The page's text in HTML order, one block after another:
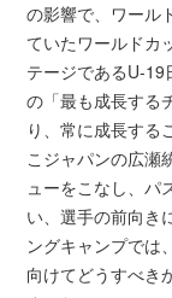
の影響で、ワール
ていたワールドカ
テージであるU-19
の「最も成長する
り、常に成長する
こジャパンの広瀬
ューをこなし、パ
い、選手の前向き
ングキャンプでは
向けてどうすべき